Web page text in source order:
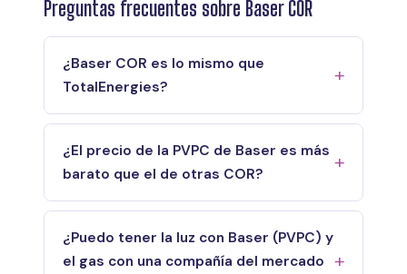
Preguntas frecuentes sobre Baser COR
¿Baser COR es lo mismo que
TotalEnergies?
¿El precio de la PVPC de Baser es más
barato que el de otras COR?
¿Puedo tener la luz con Baser (PVPC) y
el gas con una compañía del mercado